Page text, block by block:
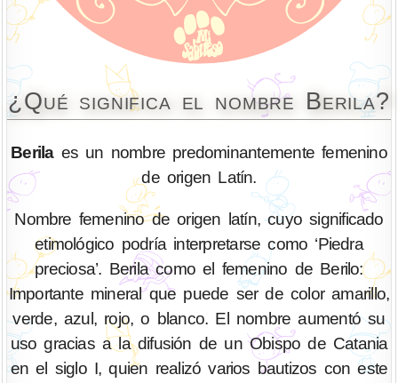
¿Qué significa el nombre Berila?
Berilaes un nombre predominantemente femenino
de origen Latín.
Nombre femenino de origen latín, cuyo significado
etimológico podría interpretarse como ‘Piedra
preciosa’. Berila como el femenino de Berilo:
Importante mineral que puede ser de color amarillo,
verde, azul, rojo, o blanco. El nombre aumentó su
uso gracias a la difusión de un Obispo de Catania
en el siglo I, quien realizó varios bautizos con este